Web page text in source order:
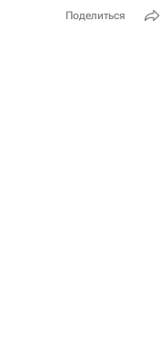
Поделиться